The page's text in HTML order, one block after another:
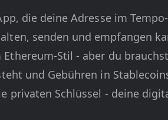
die deine Adresse im
senden und empfangen
Stil - aber du
und Gebühren in
privaten Schlüssel - deine